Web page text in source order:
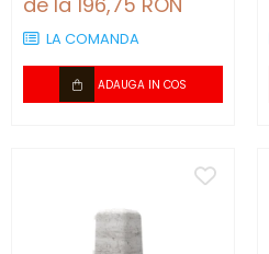
LA COMANDA
ADAUGA IN COS